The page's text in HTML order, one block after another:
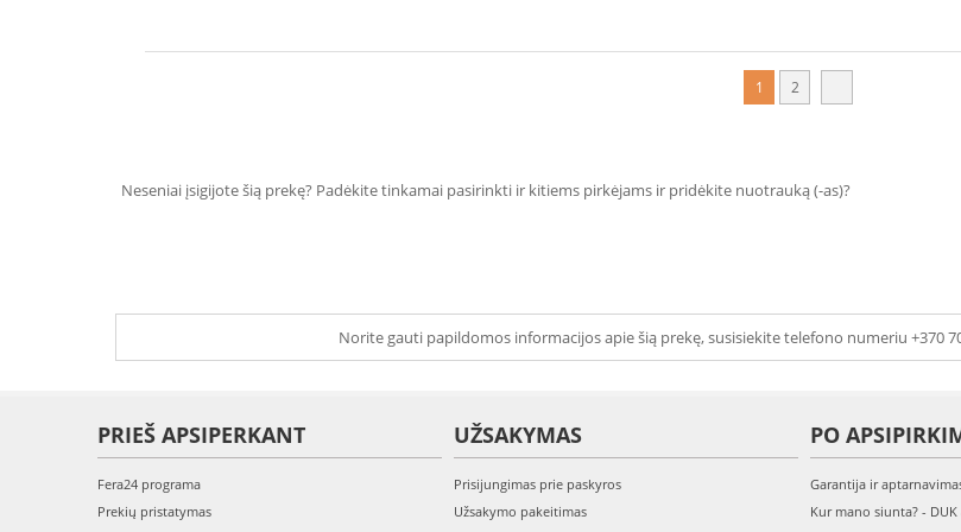
1 2
Neseniai įsigijote šią prekę? Padėkite tinkamai pasirinkti ir kitiems pirkėjams ir pridėkite nuotrauką (-as)?
Norite gauti papildomos informacijos apie šią prekę, susisiekite telefono numeriu +370
PRIEŠ APSIPERKANT
Fera24 programa
Prekių pristatymas
UŽSAKYMAS
Prisijungimas prie paskyros
Užsakymo pakeitimas
PO
Garantija ir
Kur mano siunta? -